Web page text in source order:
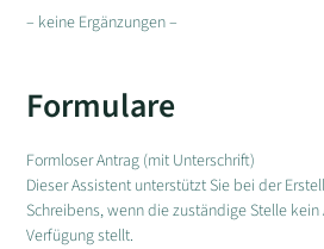
– keine Ergänzungen –
Formulare
Formloser Antrag (mit Unterschrift)
Dieser Assistent unterstützt Sie bei der
Schreibens, wenn die zuständige Stelle
Verfügung stellt.